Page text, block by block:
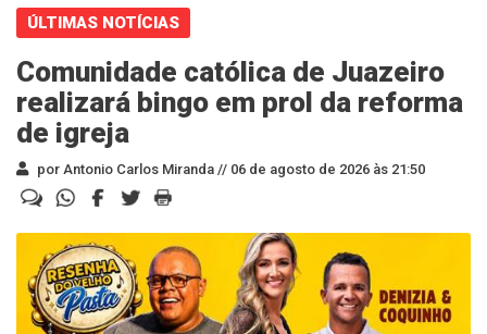
ÚLTIMAS NOTÍCIAS
Comunidade católica de Juazeiro
realizará bingo em prol da reforma
de igreja
por Antonio Carlos Miranda // 06 de agosto de 2026 às 21:50